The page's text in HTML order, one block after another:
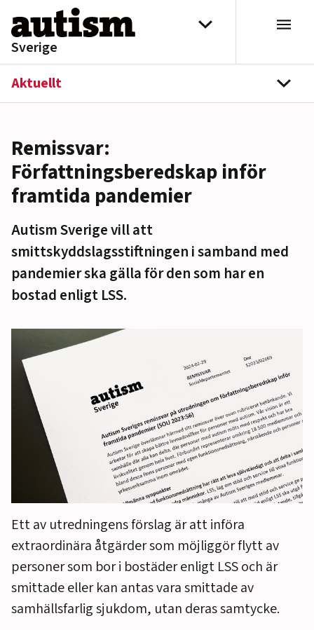
Hoppa till innehåll
Sverige
Välj distrikt
Aktuellt
Remissvar:
Författningsberedskap inför
framtida pandemier
Autism Sverige vill att
smittskyddslagsstiftningen i samband med
pandemier ska gälla för den som har en
bostad enligt LSS.
Ett av utredningens förslag är att införa
extraordinära åtgärder som möjliggör flytt av
personer som bor i bostäder enligt LSS och är
smittade eller kan antas vara smittade av
samhällsfarlig sjukdom, utan deras samtycke.